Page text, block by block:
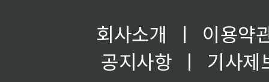
회사소개 ㅣ
이용약
공지사항
ㅣ
기사제